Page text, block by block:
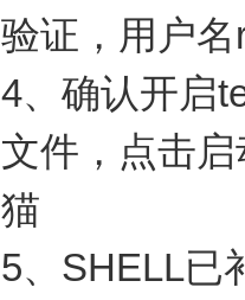
验证，用户
4、确认开启
文件，点击
猫
5、SHELL已